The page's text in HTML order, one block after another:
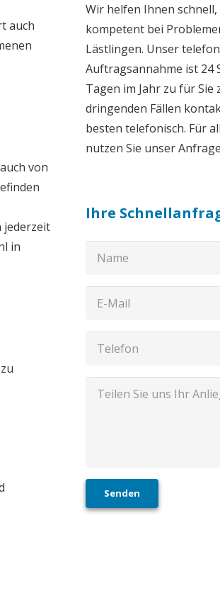
auch
von
jederzeit
in
Wir helfen Ihnen
kompetent bei Problemen mit Schädlingen und
Lästlingen. Unser
Auftragsannahme ist 24
Tagen im Jahr zu für Sie zu erreichen. In
dringenden Fällen
besten telefonisch. Für
nutzen Sie
Ihre
Senden